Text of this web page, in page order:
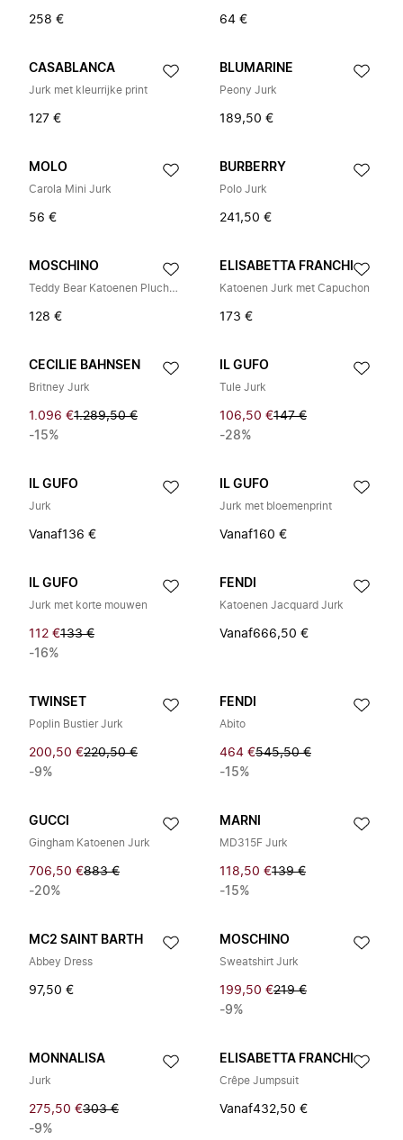
258 € 64 €
CASABLANCA
Jurk met kleurrijke print
127 €
BLUMARINE
Peony Jurk
189,50 €
MOLO
Carola Mini Jurk
56 €
BURBERRY
Polo Jurk
241,50 €
MOSCHINO
Teddy Bear Katoenen Pluche Jurk
128 €
ELISABETTA FRANCHI
Katoenen Jurk met Capuchon
173 €
CECILIE BAHNSEN
Britney Jurk
1.096 €1.289,50 €
-15%
IL GUFO
Tule Jurk
106,50 €147 €
-28%
IL GUFO
Jurk
Vanaf136 €
IL GUFO
Jurk met bloemenprint
Vanaf160 €
IL GUFO
Jurk met korte mouwen
112 €133 €
-16%
FENDI
Katoenen Jacquard Jurk
Vanaf666,50 €
TWINSET
Poplin Bustier Jurk
200,50 €220,50 €
-9%
FENDI
Abito
464 €545,50 €
-15%
GUCCI
Gingham Katoenen Jurk
706,50 €883 €
-20%
MARNI
MD315F Jurk
118,50 €139 €
-15%
MC2 SAINT BARTH
Abbey Dress
97,50 €
MOSCHINO
Sweatshirt Jurk
199,50 €219 €
-9%
MONNALISA
Jurk
275,50 €303 €
-9%
ELISABETTA FRANCHI
Crêpe Jumpsuit
Vanaf432,50 €